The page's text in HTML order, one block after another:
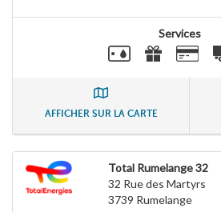
Services
AFFICHER SUR LA CARTE
Total Rumelange 32
32 Rue des Martyrs
3739 Rumelange